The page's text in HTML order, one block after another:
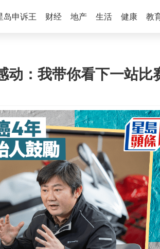
岛申诉王 财经 地产 生活 健康 教
动：我带你看下一站比